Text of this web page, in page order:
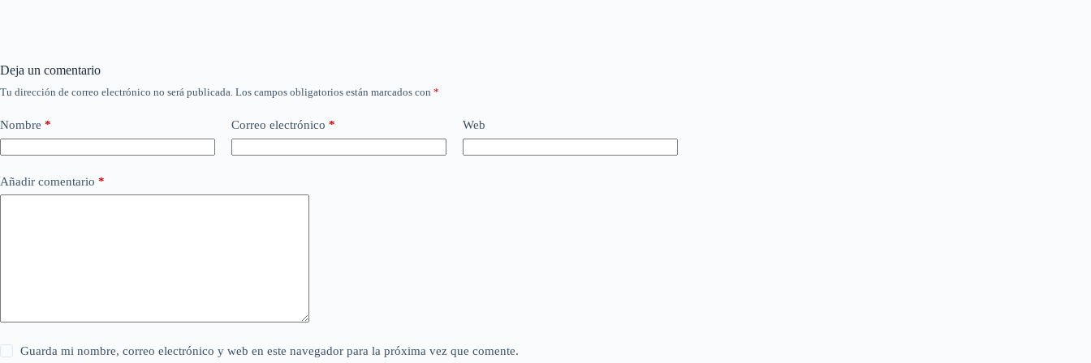
Deja un comentario
Tu dirección de correo electrónico no será publicada. Los campos obligatorios están marcados con *
Nombre * Correo electrónico * Web
Añadir comentario *
Guarda mi nombre, correo electrónico y web en este navegador para la próxima vez que comente.